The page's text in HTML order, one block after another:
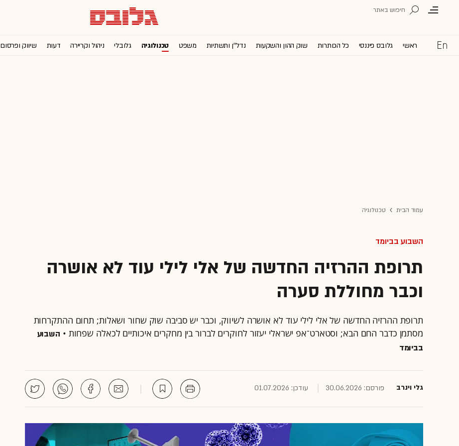
ראשי גלובס פיננסי כל הכותרות שוק ההון והשקעות נדל''ן ותשתיות משפט טכנולוגיה גלובלי ניהול וקריירה דעות שיווק ופרסום
עמוד הבית טכנולוגיה
השבוע בביומד
תרופת ההרזיה החדשה של אלי לילי עוד לא אושרה
וכבר מחוללת סערה
תרופת ההרזיה החדשה של אלי לילי עוד לא אושרה לשיווק, וכבר יש סביבה שוק שחור ושאלות; תחום ההתקרחות
מסתמן כדבר החם הבא; וסטארט־אפ ישראלי יעזור לחוקרים לברור בין מחקרים איכותיים לכאלה שפחות • השבוע
בביומד
גלי וינרב פורסם: 30.06.2026 עודכן: 01.07.2026